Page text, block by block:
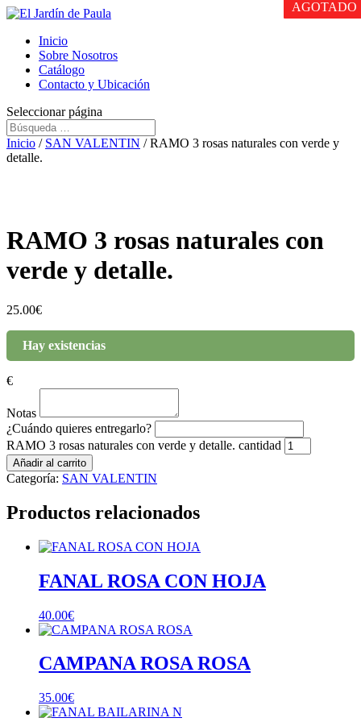
Inicio
Sobre Nosotros
Catálogo
Contacto y Ubicación
Seleccionar página
Inicio / SAN VALENTIN / RAMO 3 rosas naturales con verde y
detalle.
RAMO 3 rosas naturales con
verde y detalle.
25.00€
Hay existencias
€
Notas
¿Cuándo quieres entregarlo?
RAMO 3 rosas naturales con verde y detalle. cantidad
Añadir al carrito
Categoría: SAN VALENTIN
Productos relacionados
AGOTADO
FANAL ROSA CON HOJA
40.00€
AGOTADO
CAMPANA ROSA ROSA
35.00€
AGOTADO